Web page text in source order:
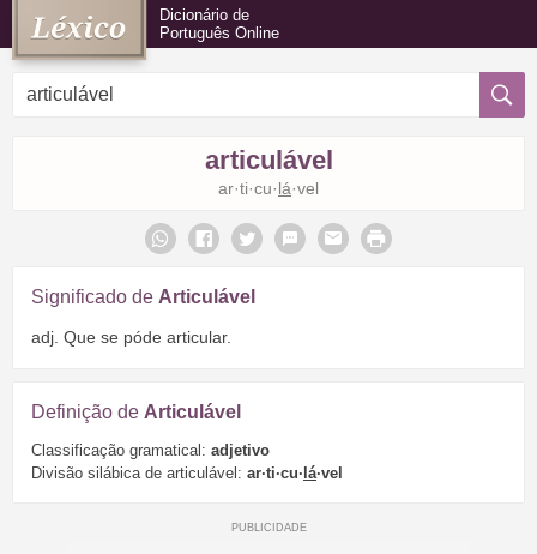
Dicionário de
Português Online
articulável
ar·ti·cu·lá·vel
Significado de Articulável
adj. Que se póde articular.
Definição de Articulável
Classificação gramatical: adjetivo
Divisão silábica de articulável: ar·ti·cu·lá·vel